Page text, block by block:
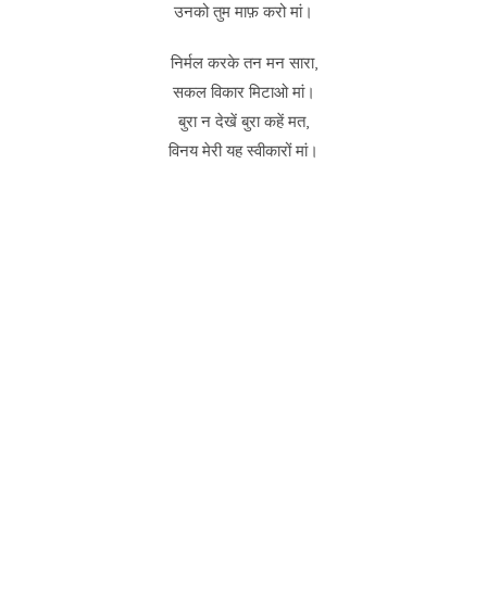
उनको तुम माफ़ करो मां।
निर्मल करके तन मन सारा,
सकल विकार मिटाओ मां।
बुरा न देखें बुरा कहें मत,
विनय मेरी यह स्वीकारों मां।